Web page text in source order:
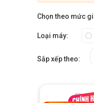
Chọn theo mức
Loại máy:
Sắp xếp theo: